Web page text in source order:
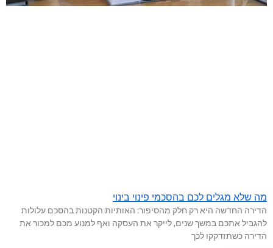
מה שלא מגלים לכם בהסכמי פינוי בינוי
הדירה החדשה היא רק חלק מהסיפור: האותיות הקטנות בהסכם עלולות
להגביל אתכם במשך שנים, לייקר את העסקה ואף למנוע מכם למכור את
הדירה כשתזדקקו לכך